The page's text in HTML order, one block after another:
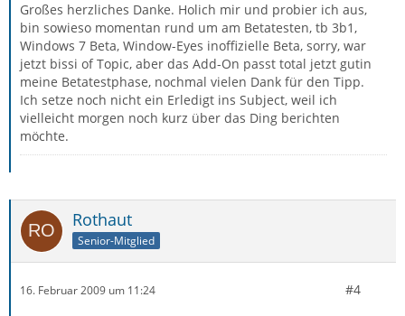
Großes herzliches Danke. Holich mir und probier ich aus,
bin sowieso momentan rund um am Betatesten, tb 3b1,
Windows 7 Beta, Window-Eyes inoffizielle Beta, sorry, war
jetzt bissi of Topic, aber das Add-On passt total jetzt gutin
meine Betatestphase, nochmal vielen Dank für den Tipp.
Ich setze noch nicht ein Erledigt ins Subject, weil ich
vielleicht morgen noch kurz über das Ding berichten
möchte.
Rothaut
Senior-Mitglied
16. Februar 2009 um 11:24 #4